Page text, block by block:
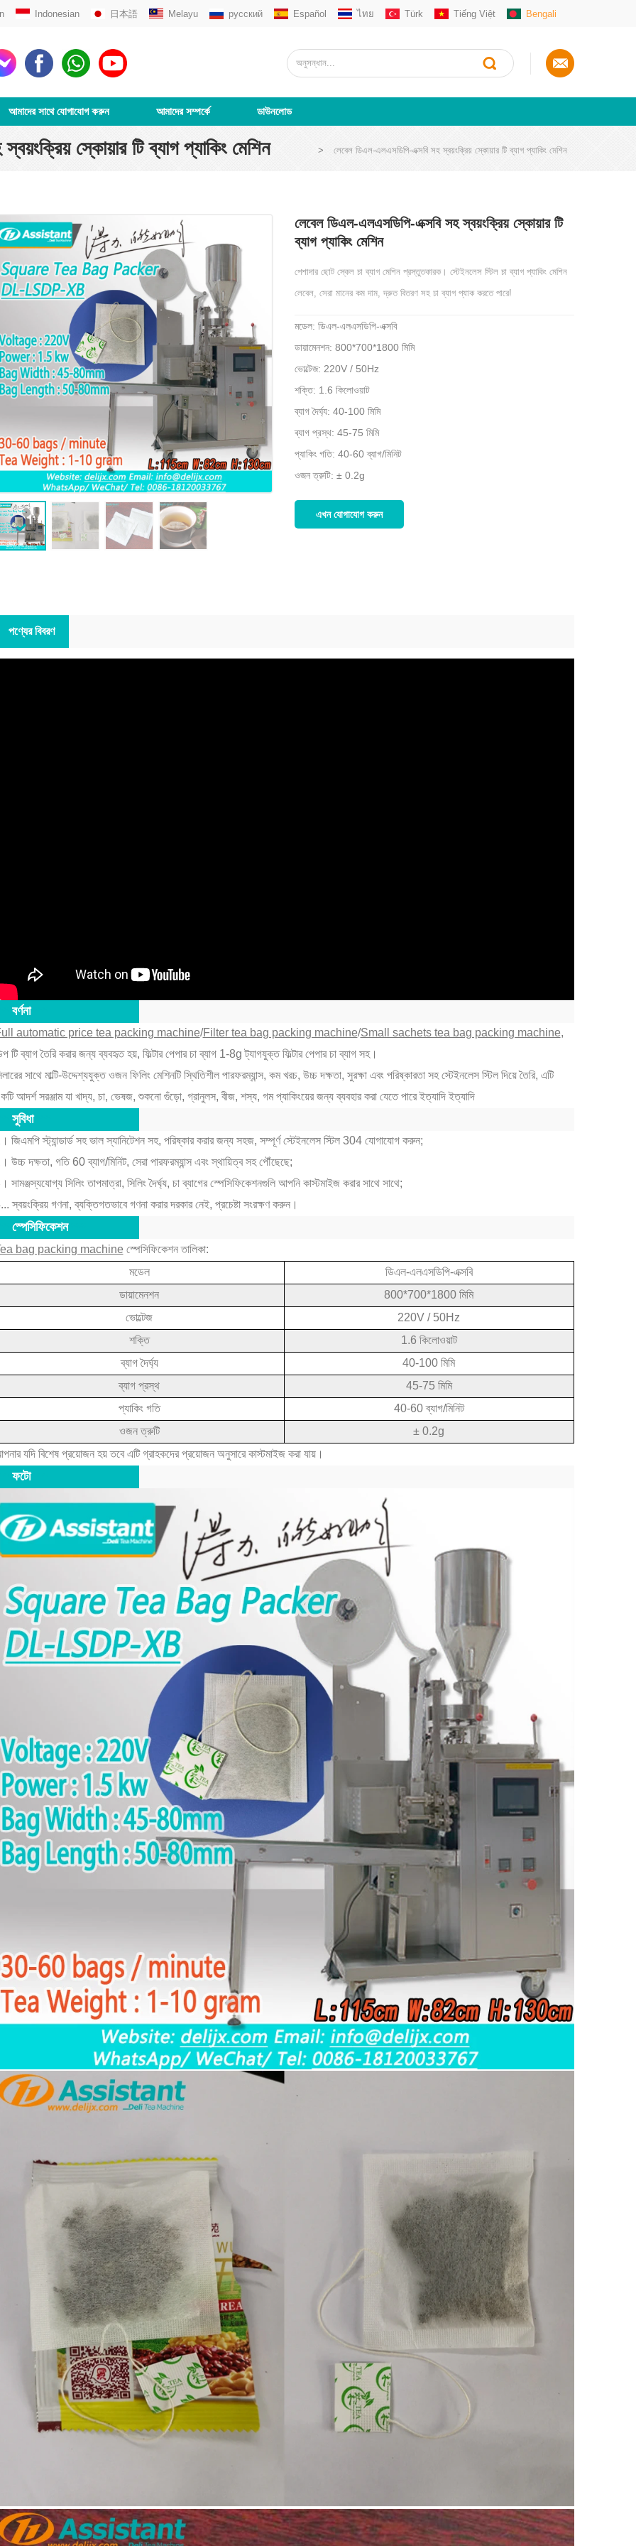
Indonesian 日本語 Melayu русский Español ไทย Türk Tiếng Việt Bengali
আমাদের সাথে যোগাযোগ করুন আমাদের সম্পর্কে ডাউনলোড
স্কোয়ার টি ব্যাগ প্যাকিং মেশিন > লেবেল ডিএল-এলএসডিপি-এক্সবি সহ স্বয়ংক্রিয় স্কোয়ার টি ব্যাগ প্যাকিং মেশিন
2026-08-04 16:16:30
লেবেল ডিএল-এলএসডিপি-এক্সবি সহ স্বয়ংক্রিয় স্কোয়ার টি
ব্যাগ প্যাকিং মেশিন
পেশাদার ছোট স্কেল চা ব্যাগ মেশিন প্রস্তুতকারক। স্টেইনলেস স্টিল চা ব্যাগ প্যাকিং মেশিন
লেবেল, সেরা মানের কম দাম, দ্রুত বিতরণ সহ চা ব্যাগ প্যাক করতে পারে!
মডেল: ডিএল-এলএসডিপি-এক্সবি
ডায়ামেনশন: 800*700*1800 মিমি
ভোল্টেজ: 220V / 50Hz
শক্তি: 1.6 কিলোওয়াট
ব্যাগ দৈর্ঘ্য: 40-100 মিমি
ব্যাগ প্রস্থ: 45-75 মিমি
প্যাকিং গতি: 40-60 ব্যাগ/মিনিট
ওজন ত্রুটি: ± 0.2g
এখন যোগাযোগ করুন
পণ্যের বিবরণ
বর্ণনা
automatic price tea packing machine/Filter tea bag packing machine/Small sachets tea bag packing machine,
টি ব্যাগ তৈরি করার জন্য ব্যবহৃত হয়, ফিল্টার পেপার চা ব্যাগ 1-8g ট্যাগযুক্ত ফিল্টার পেপার চা ব্যাগ সহ।
সাথে মাল্টি-উদ্দেশ্যযুক্ত ওজন ফিলিং মেশিনটি স্থিতিশীল পারফরম্যান্স, কম খরচ, উচ্চ দক্ষতা, সুরক্ষা এবং পরিষ্কারতা সহ স্টেইনলেস স্টিল দিয়ে তৈরি, এটি
আদর্শ সরঞ্জাম যা খাদ্য, চা, ভেষজ, শুকনো গুঁড়ো, গ্রানুলস, বীজ, শস্য, গম প্যাকিংয়ের জন্য ব্যবহার করা যেতে পারে ইত্যাদি ইত্যাদি
সুবিধা
জিএমপি স্ট্যান্ডার্ড সহ ভাল স্যানিটেশন সহ, পরিষ্কার করার জন্য সহজ, সম্পূর্ণ স্টেইনলেস স্টিল 304 যোগাযোগ করুন;
উচ্চ দক্ষতা, গতি 60 ব্যাগ/মিনিট, সেরা পারফরম্যান্স এবং স্থায়িত্ব সহ পৌঁছেছে;
সামঞ্জস্যযোগ্য সিলিং তাপমাত্রা, সিলিং দৈর্ঘ্য, চা ব্যাগের স্পেসিফিকেশনগুলি আপনি কাস্টমাইজ করার সাথে সাথে;
স্বয়ংক্রিয় গণনা, ব্যক্তিগতভাবে গণনা করার দরকার নেই, প্রচেষ্টা সংরক্ষণ করুন।
স্পেসিফিকেশন
bag packing machine স্পেসিফিকেশন তালিকা:
মডেল
ডিএল-এলএসডিপি-এক্সবি
ডায়ামেনশন
800*700*1800 মিমি
ভোল্টেজ
220V / 50Hz
শক্তি
1.6 কিলোওয়াট
ব্যাগ দৈর্ঘ্য
40-100 মিমি
ব্যাগ প্রস্থ
45-75 মিমি
প্যাকিং গতি
40-60 ব্যাগ/মিনিট
ওজন ত্রুটি
± 0.2g
যদি বিশেষ প্রয়োজন হয় তবে এটি গ্রাহকদের প্রয়োজন অনুসারে কাস্টমাইজ করা যায়।
ফটো